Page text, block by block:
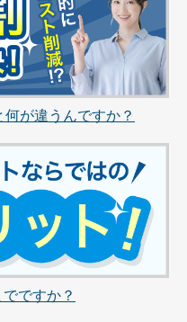
が違うんですか？
ですか？